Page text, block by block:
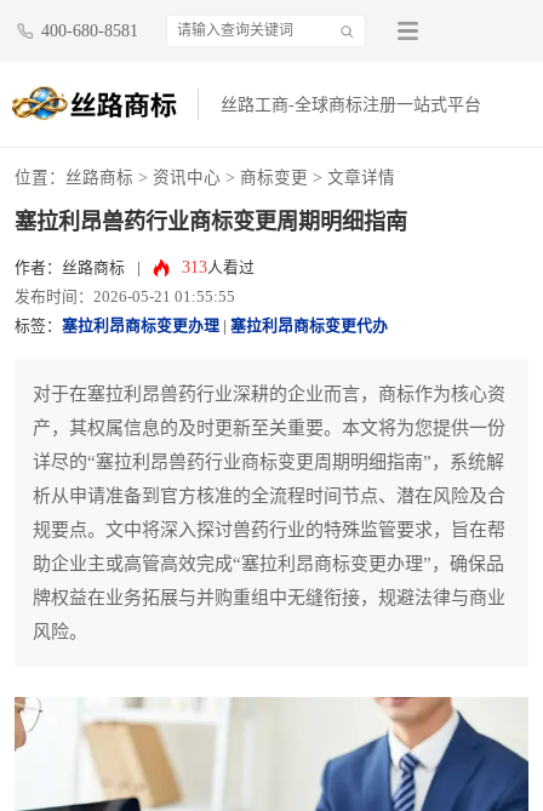
400-680-8581
丝路工商-全球商标注册一站式平台
位置： 丝路商标 > 资讯中心 > 商标变更 > 文章详情
塞拉利昂兽药行业商标变更周期明细指南
作者：丝路商标 313人看过
发布时间：2026-05-21 01:55:55
标签： 塞拉利昂商标变更办理 塞拉利昂商标变更代办
对于在塞拉利昂兽药行业深耕的企业而言，商标作为核心资
产，其权属信息的及时更新至关重要。本文将为您提供一份
详尽的“塞拉利昂兽药行业商标变更周期明细指南”，系统解
析从申请准备到官方核准的全流程时间节点、潜在风险及合
规要点。文中将深入探讨兽药行业的特殊监管要求，旨在帮
助企业主或高管高效完成“塞拉利昂商标变更办理”，确保品
牌权益在业务拓展与并购重组中无缝衔接，规避法律与商业
风险。